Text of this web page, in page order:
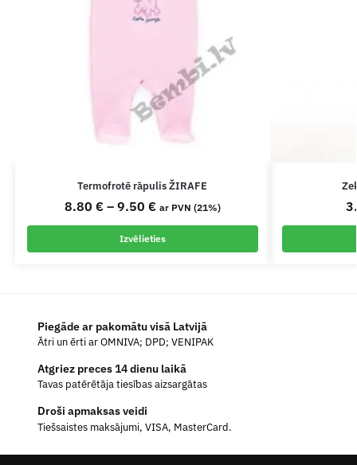
Termofrotē rāpulis ŽIRAFE
8.80 € – 9.50 € ar PVN (21%)
Izvēlieties
Piegāde ar pakomātu visā Latvijā
Ātri un ērti ar OMNIVA; DPD; VENIPAK
Atgriez preces 14 dienu laikā
Tavas patērētāja tiesības aizsargātas
Droši apmaksas veidi
Tiešsaistes maksājumi, VISA, MasterCard.